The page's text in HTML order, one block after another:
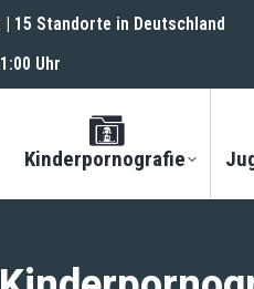
15 Standorte in Deutschland
Uhr
Kinderpornografie